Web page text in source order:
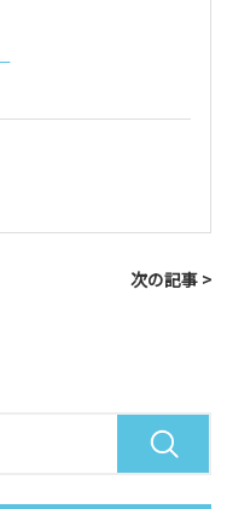
次の記事 >